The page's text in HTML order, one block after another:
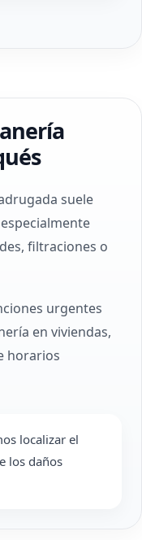
suele
filtraciones o
urgentes
en viviendas,
horarios
localizar el
los daños